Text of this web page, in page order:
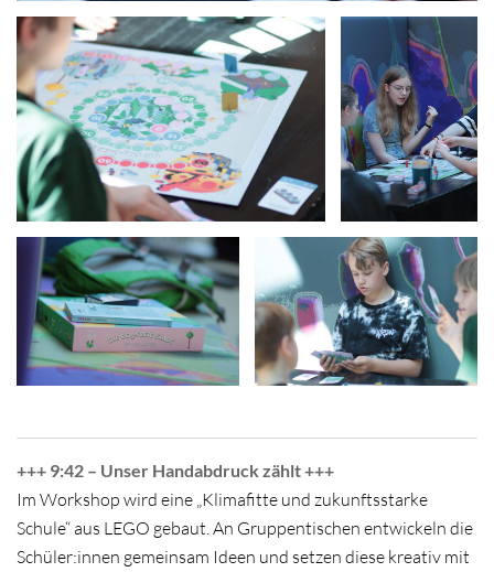
+++ 9:42 – Unser Handabdruck zählt +++
Im Workshop wird eine „Klimafitte und zukunftsstarke
Schule“ aus LEGO gebaut. An Gruppentischen entwickeln die
Schüler:innen gemeinsam Ideen und setzen diese kreativ mit